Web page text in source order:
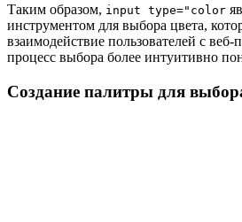
Таким образом, input type="color
инструментом для выбора цвета,
взаимодействие пользователей с
процесс выбора более интуитивно
Создание палитры для